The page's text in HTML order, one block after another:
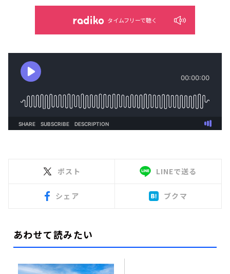
タイムフリーで聴く
ポスト LINEで送る
シェア ブクマ
あわせて読みたい